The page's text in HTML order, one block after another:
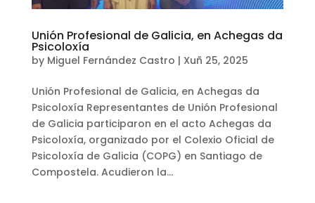
Unión Profesional de Galicia, en Achegas da
Psicoloxía
by Miguel Fernández Castro | Xuñ 25, 2025
Unión Profesional de Galicia, en Achegas da
Psicoloxía Representantes de Unión Profesional
de Galicia participaron en el acto Achegas da
Psicoloxía, organizado por el Colexio Oficial de
Psicoloxía de Galicia (COPG) en Santiago de
Compostela. Acudieron la...